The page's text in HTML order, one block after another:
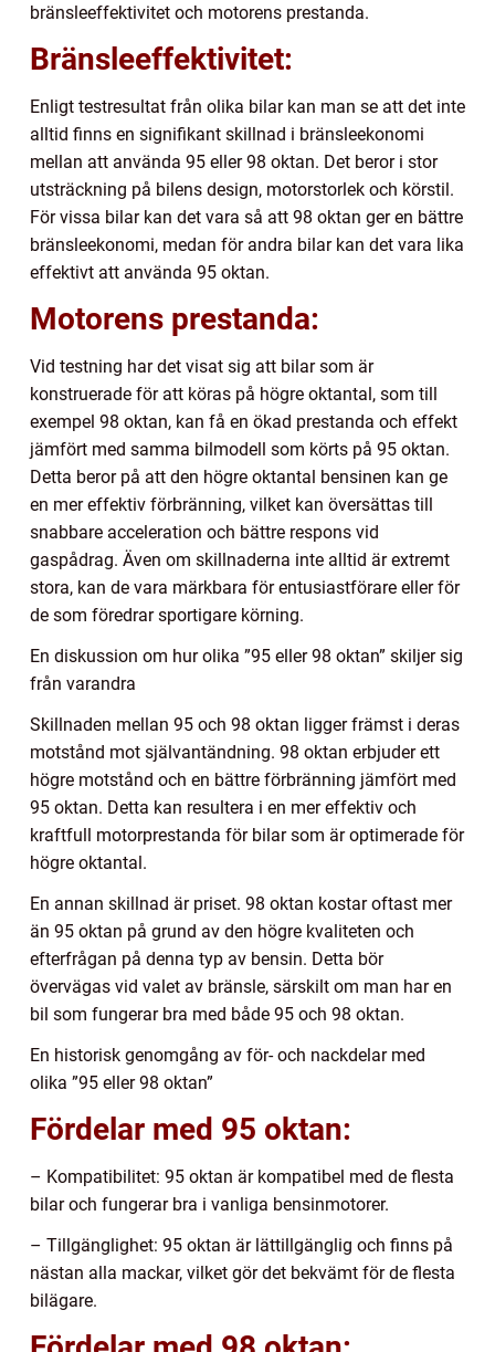
bränsleeffektivitet och motorens prestanda.
Bränsleeffektivitet:
Enligt testresultat från olika bilar kan man se att det inte
alltid finns en signifikant skillnad i bränsleekonomi
mellan att använda 95 eller 98 oktan. Det beror i stor
utsträckning på bilens design, motorstorlek och körstil.
För vissa bilar kan det vara så att 98 oktan ger en bättre
bränsleekonomi, medan för andra bilar kan det vara lika
effektivt att använda 95 oktan.
Motorens prestanda:
Vid testning har det visat sig att bilar som är
konstruerade för att köras på högre oktantal, som till
exempel 98 oktan, kan få en ökad prestanda och effekt
jämfört med samma bilmodell som körts på 95 oktan.
Detta beror på att den högre oktantal bensinen kan ge
en mer effektiv förbränning, vilket kan översättas till
snabbare acceleration och bättre respons vid
gaspådrag. Även om skillnaderna inte alltid är extremt
stora, kan de vara märkbara för entusiastförare eller för
de som föredrar sportigare körning.
En diskussion om hur olika ”95 eller 98 oktan” skiljer sig
från varandra
Skillnaden mellan 95 och 98 oktan ligger främst i deras
motstånd mot självantändning. 98 oktan erbjuder ett
högre motstånd och en bättre förbränning jämfört med
95 oktan. Detta kan resultera i en mer effektiv och
kraftfull motorprestanda för bilar som är optimerade för
högre oktantal.
En annan skillnad är priset. 98 oktan kostar oftast mer
än 95 oktan på grund av den högre kvaliteten och
efterfrågan på denna typ av bensin. Detta bör
övervägas vid valet av bränsle, särskilt om man har en
bil som fungerar bra med både 95 och 98 oktan.
En historisk genomgång av för- och nackdelar med
olika ”95 eller 98 oktan”
Fördelar med 95 oktan:
– Kompatibilitet: 95 oktan är kompatibel med de flesta
bilar och fungerar bra i vanliga bensinmotorer.
– Tillgänglighet: 95 oktan är lättillgänglig och finns på
nästan alla mackar, vilket gör det bekvämt för de flesta
bilägare.